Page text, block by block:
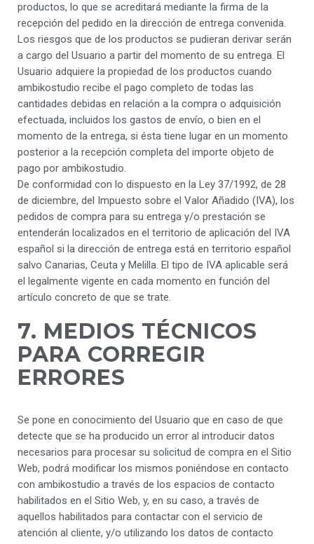
productos, lo que se acreditará mediante la firma de la
recepción del pedido en la dirección de entrega convenida.
Los riesgos que de los productos se pudieran derivar serán
a cargo del Usuario a partir del momento de su entrega. El
Usuario adquiere la propiedad de los productos cuando
ambikostudio recibe el pago completo de todas las
cantidades debidas en relación a la compra o adquisición
efectuada, incluidos los gastos de envío, o bien en el
momento de la entrega, si ésta tiene lugar en un momento
posterior a la recepción completa del importe objeto de
pago por ambikostudio.
De conformidad con lo dispuesto en la Ley 37/1992, de 28
de diciembre, del Impuesto sobre el Valor Añadido (IVA), los
pedidos de compra para su entrega y/o prestación se
entenderán localizados en el territorio de aplicación del IVA
español si la dirección de entrega está en territorio español
salvo Canarias, Ceuta y Melilla. El tipo de IVA aplicable será
el legalmente vigente en cada momento en función del
artículo concreto de que se trate.
7. MEDIOS TÉCNICOS
PARA CORREGIR
ERRORES
Se pone en conocimiento del Usuario que en caso de que
detecte que se ha producido un error al introducir datos
necesarios para procesar su solicitud de compra en el Sitio
Web, podrá modificar los mismos poniéndose en contacto
con ambikostudio a través de los espacios de contacto
habilitados en el Sitio Web, y, en su caso, a través de
aquellos habilitados para contactar con el servicio de
atención al cliente, y/o utilizando los datos de contacto